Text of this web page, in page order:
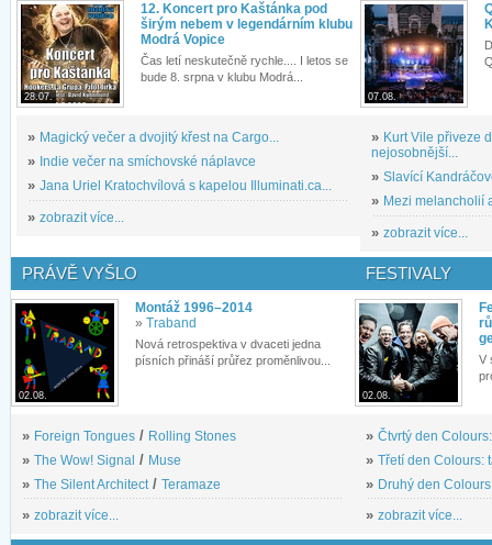
28.07.
12. Koncert pro Kaštánka pod
širým nebem v legendárním klubu
Modrá Vopice
Čas letí neskutečně rychle.... I letos se
bude 8. srpna v klubu Modrá...
» Magický večer a dvojitý křest na Cargo...
» Indie večer na smíchovské náplavce
» Jana Uriel Kratochvílová s kapelou Illuminati.ca...
» zobrazit více...
07.08.
» Kurt Vile přiveze
nejosobnější...
» Slavící
» Mezi melancholií
» zobrazit více...
PRÁVĚ VYŠLO
02.08.
Montáž 1996–2014
» Traband
Nová retrospektiva v dvaceti jedna
písních přináší průřez proměnlivou...
» Foreign Tongues / Rolling Stones
» The Wow! Signal / Muse
» The Silent Architect / Teramaze
» zobrazit více...
FESTIVALY
02.08.
V
» Čtvrtý den
» Třetí den Colours:
» Druhý den
» zobrazit více...